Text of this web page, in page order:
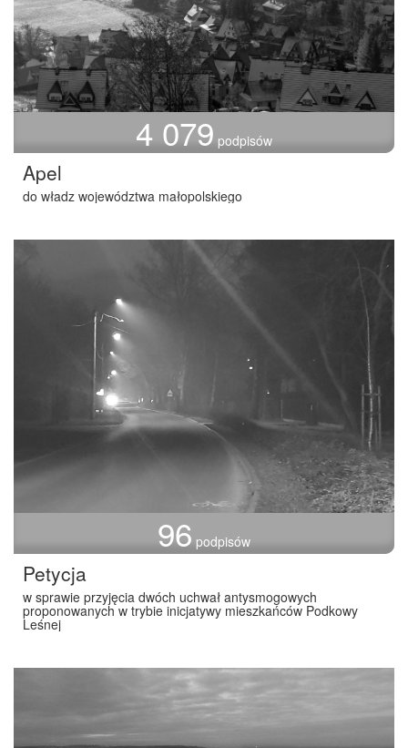
4 079 podpisów
Apel
do władz województwa małopolskiego
96 podpisów
Petycja
w sprawie przyjęcia dwóch uchwał antysmogowych
proponowanych w trybie inicjatywy mieszkańców Podkowy
Leśnej